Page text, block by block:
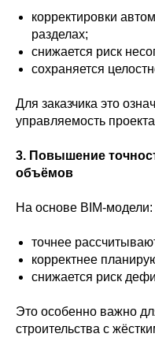
корректировки
разделах;
снижается риск
сохраняется
Для заказчика это
управляемость
3. Повышение
объёмов
На основе BIM-модели:
точнее
корректнее
снижается риск
Это особенно важно
строительства с